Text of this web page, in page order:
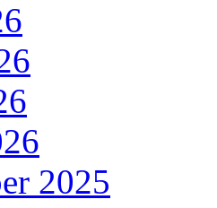
2025